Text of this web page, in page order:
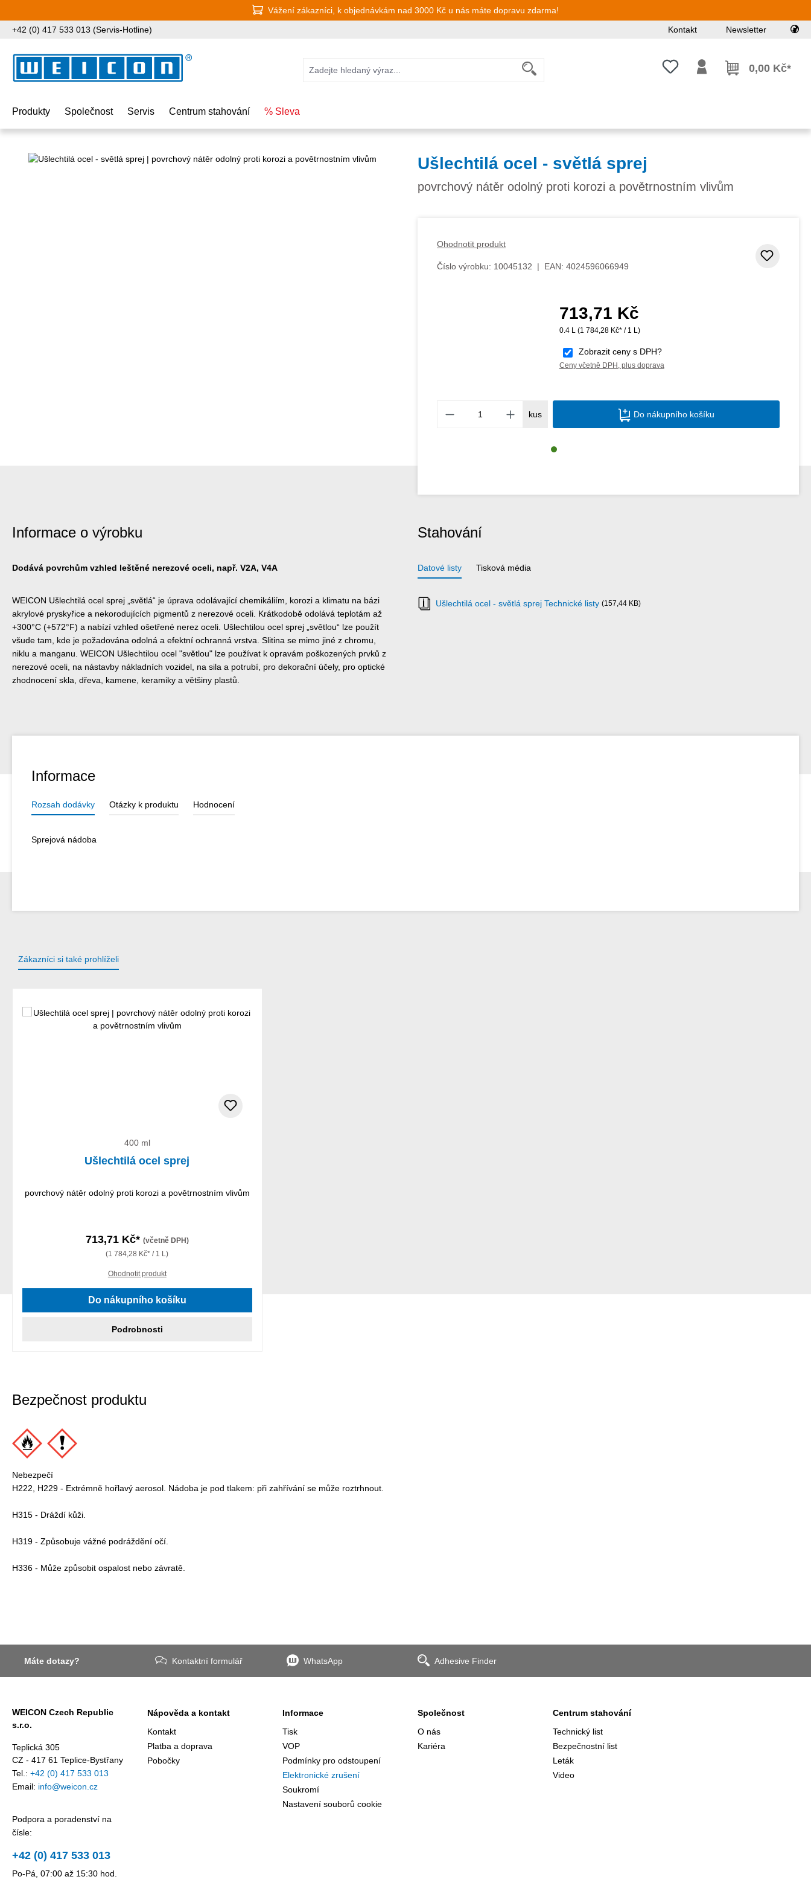
Vážení zákazníci, k objednávkám nad 3000 Kč u nás máte dopravu zdarma!
+42 (0) 417 533 013 (Servis-Hotline) Kontakt Newsletter
Máte 0 položky v seznamu přání
0,00 Kč*
Produkty Společnost Servis Centrum stahování % Sleva
Přeskočit galerii obrázků Ušlechtilá ocel - světlá sprej
povrchový nátěr odolný proti korozi a povětrnostním vlivům
Ohodnotit produkt
Číslo výrobku: 10045132 | EAN: 4024596066949
Běžná cena:
713,71 Kč
0.4 L (1 784,28 Kč* / 1 L)
Zobrazit ceny s DPH?
Ceny včetně DPH, plus doprava
Množství produktu: Zadejte
kus Do nákupního košíku
Informace o výrobku
Dodává povrchům vzhled leštěné nerezové oceli, např. V2A, V4A
WEICON Ušlechtilá ocel sprej „světlá“ je úprava odolávající chemikáliím, korozi a klimatu na bázi
akrylové pryskyřice a nekorodujících pigmentů z nerezové oceli. Krátkodobě odolává teplotám až
+300°C (+572°F) a nabízí vzhled ošetřené nerez oceli. Ušlechtilou ocel sprej „světlou“ lze použít
všude tam, kde je požadována odolná a efektní ochranná vrstva. Slitina se mimo jiné z chromu,
niklu a manganu. WEICON Ušlechtilou ocel "světlou" lze používat k opravám poškozených prvků z
nerezové oceli, na nástavby nákladních vozidel, na sila a potrubí, pro dekorační účely, pro optické
zhodnocení skla, dřeva, kamene, keramiky a většiny plastů.
Stahování
Datové listy Tisková média
Ušlechtilá ocel - světlá sprej Technické listy (157,44 KB)
Informace
Rozsah dodávky Otázky k produktu Hodnocení
Sprejová nádoba
Zákazníci si také prohlíželi
400 ml
Ušlechtilá ocel sprej
povrchový nátěr odolný proti korozi a povětrnostním vlivům
713,71 Kč* (včetně DPH)
(1 784,28 Kč* / 1 L)
Ohodnotit produkt
Do nákupního košíku
Podrobnosti
Bezpečnost produktu
Nebezpečí
H222, H229 - Extrémně hořlavý aerosol. Nádoba je pod tlakem: při zahřívání se může roztrhnout.
H315 - Dráždí kůži.
H319 - Způsobuje vážné podráždění očí.
H336 - Může způsobit ospalost nebo závratě.
Máte dotazy? Kontaktní formulář WhatsApp Adhesive Finder
WEICON Czech Republic
s.r.o.
Teplická 305
CZ - 417 61 Teplice-Bystřany
Tel.: +42 (0) 417 533 013
Email: info@weicon.cz
Podpora a poradenství na
čísle:
+42 (0) 417 533 013
Po-Pá, 07:00 až 15:30 hod.
Nápověda a kontakt
Kontakt
Platba a doprava
Pobočky
Informace
Tisk
VOP
Podmínky pro odstoupení
Elektronické zrušení
Soukromí
Nastavení souborů cookie
Společnost
O nás
Kariéra
Centrum stahování
Technický list
Bezpečnostní list
Leták
Video